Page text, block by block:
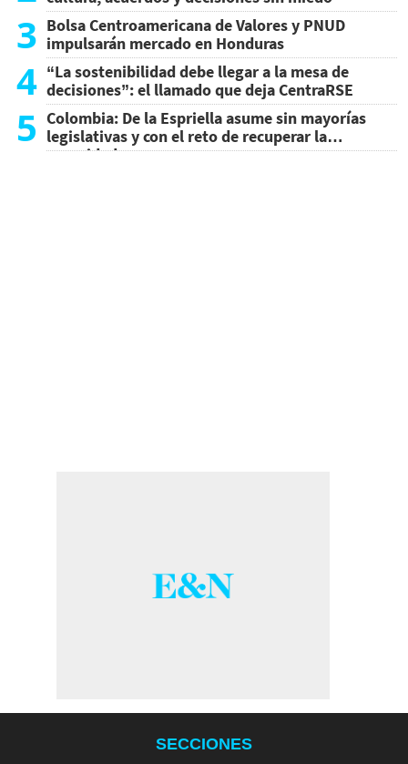
3 Bolsa Centroamericana de Valores y PNUD
impulsarán mercado en Honduras
4 “La sostenibilidad debe llegar a la mesa de
decisiones”: el llamado que deja CentraRSE
5 Colombia: De la Espriella asume sin mayorías
legislativas y con el reto de recuperar la
seguridad
SECCIONES